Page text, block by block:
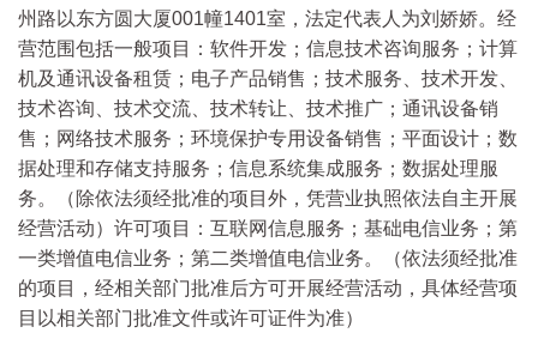
州路以东方圆大厦001幢1401室，法定代表人为刘娇娇。经
营范围包括一般项目：软件开发；信息技术咨询服务；计算
机及通讯设备租赁；电子产品销售；技术服务、技术开发、
技术咨询、技术交流、技术转让、技术推广；通讯设备销
售；网络技术服务；环境保护专用设备销售；平面设计；数
据处理和存储支持服务；信息系统集成服务；数据处理服
务。（除依法须经批准的项目外，凭营业执照依法自主开展
经营活动）许可项目：互联网信息服务；基础电信业务；第
一类增值电信业务；第二类增值电信业务。（依法须经批准
的项目，经相关部门批准后方可开展经营活动，具体经营项
目以相关部门批准文件或许可证件为准）